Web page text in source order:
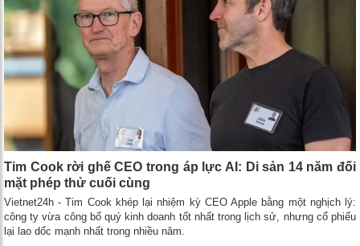
Tim Cook rời ghế CEO trong áp lực AI: Di sản 14 năm đối
mặt phép thử cuối cùng
Vietnet24h - Tim Cook khép lại nhiệm kỳ CEO Apple bằng một nghịch lý:
công ty vừa công bố quý kinh doanh tốt nhất trong lịch sử, nhưng cổ phiếu
lại lao dốc mạnh nhất trong nhiều năm.